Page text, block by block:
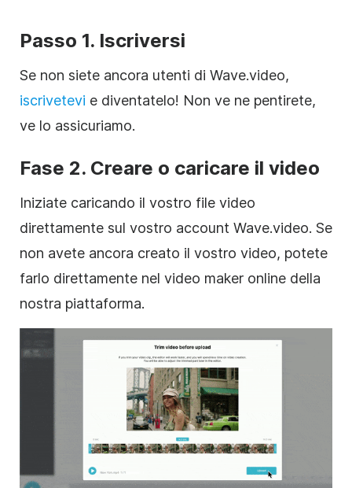
Passo 1. Iscriversi
Se non siete ancora utenti di Wave.video,
iscrivetevi e diventatelo! Non ve ne pentirete,
ve lo assicuriamo.
Fase 2. Creare o caricare il video
Iniziate caricando il vostro file video
direttamente sul vostro account Wave.video. Se
non avete ancora creato il vostro video, potete
farlo direttamente nel video maker online della
nostra piattaforma.